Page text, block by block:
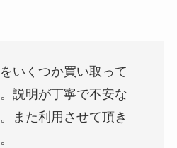
いくつか買い取って
説明が丁寧で不安な
また利用させて頂き